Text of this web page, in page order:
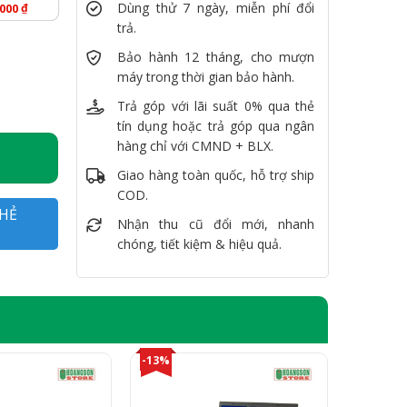
₫
512GB, 13.3" FullHD số lượng
Dùng thử 7 ngày, miễn phí đổi
trả.
Bảo hành 12 tháng, cho mượn
máy trong thời gian bảo hành.
Trả góp với lãi suất 0% qua thẻ
tín dụng hoặc trả góp qua ngân
hàng chỉ với CMND + BLX.
Giao hàng toàn quốc, hỗ trợ ship
COD.
Nhận thu cũ đổi mới, nhanh
chóng, tiết kiệm & hiệu quả.
-13%